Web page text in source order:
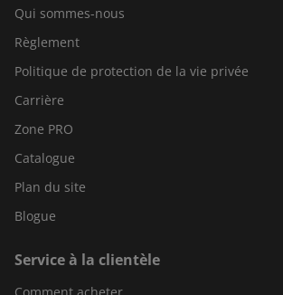
Qui sommes-nous
Règlement
Politique de protection de la vie privée
Carrière
Zone PRO
Catalogue
Plan du site
Blogue
Service à la clientèle